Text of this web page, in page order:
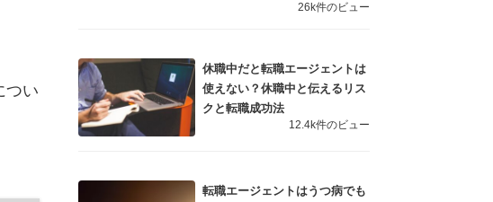
つい
26k件のビュー
休職中だと転職エージェントは
使えない？休職中と伝えるリス
クと転職成功法
12.4k件のビュー
転職エージェントはうつ病でも